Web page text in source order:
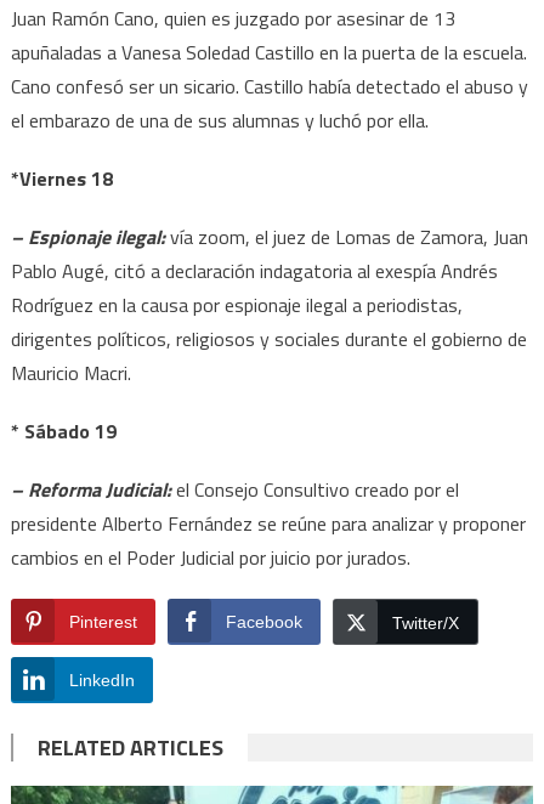
Juan Ramón Cano, quien es juzgado por asesinar de 13
apuñaladas a Vanesa Soledad Castillo en la puerta de la escuela.
Cano confesó ser un sicario. Castillo había detectado el abuso y
el embarazo de una de sus alumnas y luchó por ella.
*Viernes 18
– Espionaje ilegal:vía zoom, el juez de Lomas de Zamora, Juan
Pablo Augé, citó a declaración indagatoria al exespía Andrés
Rodríguez en la causa por espionaje ilegal a periodistas,
dirigentes políticos, religiosos y sociales durante el gobierno de
Mauricio Macri.
* Sábado 19
– Reforma Judicial:el Consejo Consultivo creado por el
presidente Alberto Fernández se reúne para analizar y proponer
cambios en el Poder Judicial por juicio por jurados.
Pinterest Facebook Twitter/X
LinkedIn
RELATED ARTICLES